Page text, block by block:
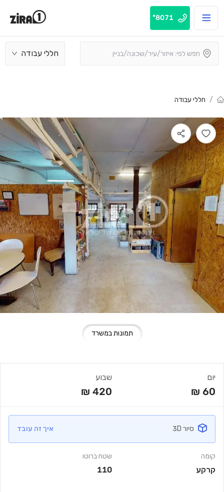
8071*
חללי עבודה
/ חללי עבודה
תמונות במשרד
יום
60
₪
שבוע
420
₪
סיור 3D איך זה עובד
קומה
קרקע
שטח ברוטו
110